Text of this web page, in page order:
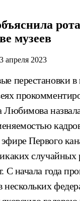
музеев
3 апреля 2023
перестановки
Любимова
Первого
С начала года
нескольких